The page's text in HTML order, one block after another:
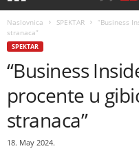
Naslovnica SPEKTAR
“Business
stranaca”
SPEKTAR
“Business
procente u
stranaca”
18. May 2024.